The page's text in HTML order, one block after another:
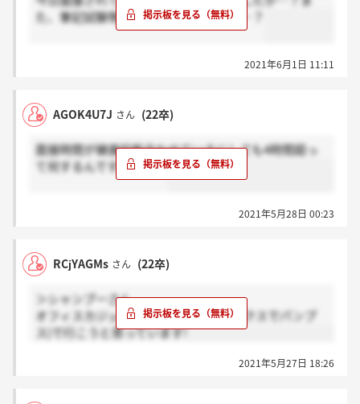
た、筆記試験等はなかったでしょうか…？
2021年6月1日 11:11
AGOK4U7J さん (22卒)
面接時間が健康診断合わせているにしても4時間超っ
て何するんですかね…。
2021年5月28日 00:23
RCjYAGMs さん (22卒)
＞シャンプーさん
オフィスカジュアル(ブラウスにスラックスでパンプ
ス)で行こうと思っています!
2021年5月27日 18:26